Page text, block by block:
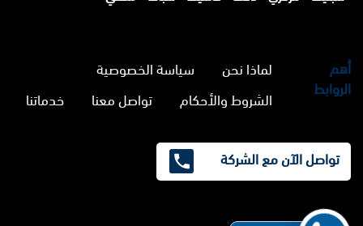
أهم
الروابط
لماذا نحن
سياسة الخصوصية
الشروط والأحكام
تواصل معنا خدماتنا
تواصل الآن مع الشركة